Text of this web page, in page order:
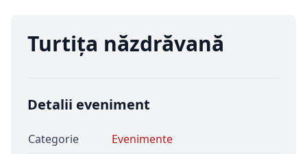
Turtița năzdrăvană
Detalii eveniment
Categorie
Evenimente